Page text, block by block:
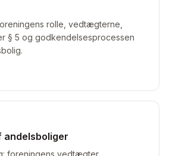
rolle, vedtægterne,
§ 5 og godkendelsesprocessen
andelsboliger
foreningens vedtægter,